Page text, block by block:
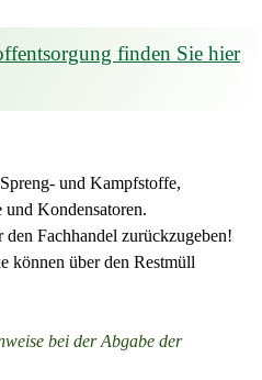
finden Sie hier
und Kampfstoffe,
Kondensatoren.
Fachhandel zurückzugeben!
können über den Restmüll
bei der Abgabe der